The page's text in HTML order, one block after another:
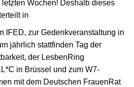
Wochen! Deshalb dieses
in
IFED, zur Gedenkveranstaltung in
jährlich stattfinden Tag der
der LesbenRing
in Brüssel und zum W7-
mit dem Deutschen FrauenRat